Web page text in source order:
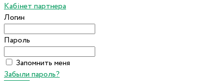
Кабінет партнера
Логин
Пароль
Запомнить меня
Забыли пароль?